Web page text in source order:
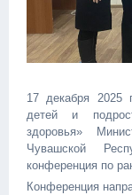
17 декабря 2025
детей и
здоровья»
Чувашской
конференция по
Конференция